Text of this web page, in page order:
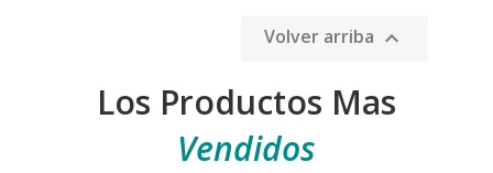
Volver arriba 
Los Productos Mas
Vendidos